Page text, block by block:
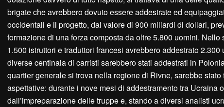
brigate che avrebbero dovuto essere addestrate ed
occidentali e il progetto, dal valore di 900 miliardi di dollari,
formazione di una forza composta da oltre 5.800 uomini. Nello
1.500 istruttori e traduttori francesi avrebbero addestrato 2.300
diverse centinaia di carristi sarebbero stati addestrati in
quartier generale si trova nella regione di Rivne, sarebbe
aspettative: durante i nove mesi di addestramento tra
dall’impreparazione delle truppe e, stando a diversi analisti